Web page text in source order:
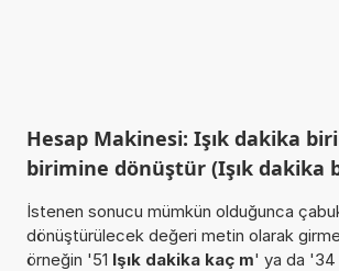
Hesap Makinesi: Işık dakika
birimine dönüştür (Işık dakika
İstenen sonucu mümkün olduğunca
dönüştürülecek değeri metin olarak
örneğin '51 Işık dakika kaç m' ya da '34